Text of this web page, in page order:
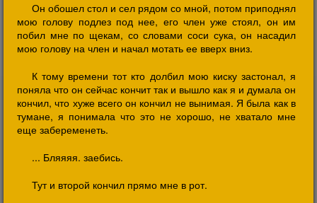
Он обошел стол и сел рядом со мной, потом приподнял
мою голову подлез под нее, его член уже стоял, он им
побил мне по щекам, со словами соси сука, он насадил
мою голову на член и начал мотать ее вверх вниз.
К тому времени тот кто долбил мою киску застонал, я
поняла что он сейчас кончит так и вышло как я и думала он
кончил, что хуже всего он кончил не вынимая. Я была как в
тумане, я понимала что это не хорошо, не хватало мне
еще забеременеть.
... Бляяяя. заебись.
Тут и второй кончил прямо мне в рот.